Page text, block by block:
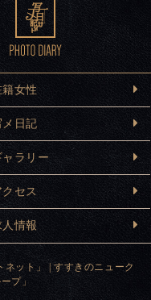
籍女性
メ日記
ャラリー
クセス
人情報
ット」 | すすきのニューク
プ」